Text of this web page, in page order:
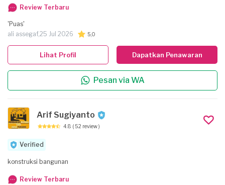
Review Terbaru
'Puas'
ali assegaf,25 Jul 2026 5,0
Dapatkan Penawaran
Pesan via WA
Lihat Profil
Arif Sugiyanto
4.8 ( 52 review )
Verified
konstruksi bangunan
Review Terbaru